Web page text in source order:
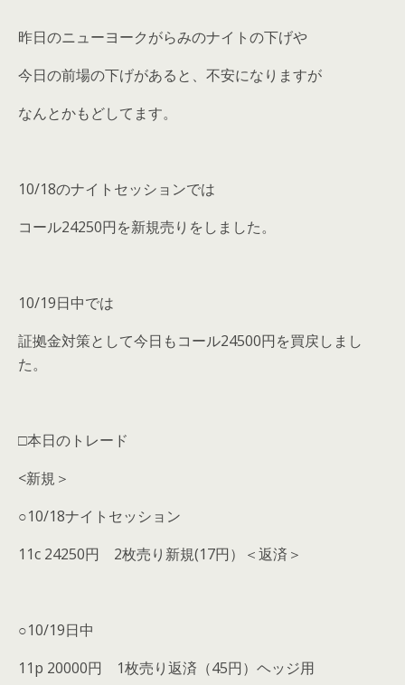
昨日のニューヨークがらみのナイトの下げや
今日の前場の下げがあると、不安になりますが
なんとかもどしてます。
10/18のナイトセッションでは
コール24250円を新規売りをしました。
10/19日中では
証拠金対策として今日もコール24500円を買戻しまし
た。
□本日のトレード
<新規＞
○10/18ナイトセッション
11c 24250円 2枚売り新規(17円）＜返済＞
○10/19日中
11p 20000円 1枚売り返済（45円）ヘッジ用